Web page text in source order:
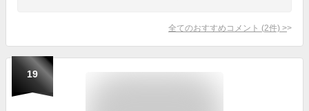
全てのおすすめコメント (2件) >
19